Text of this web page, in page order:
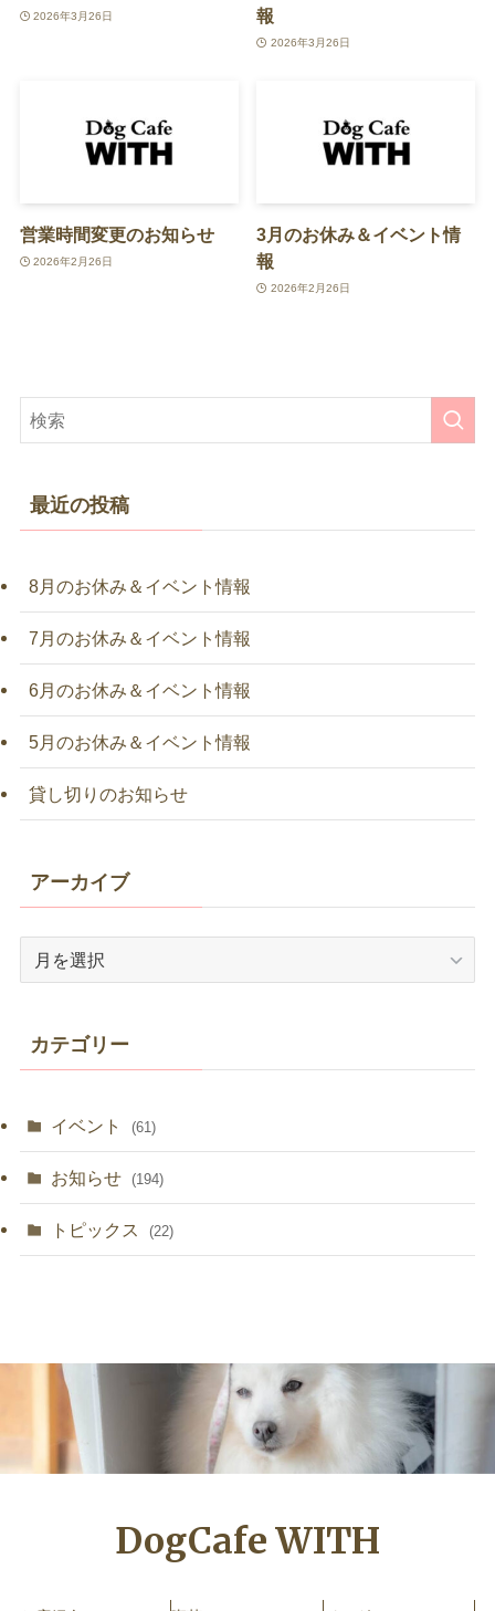
2026年3月26日
報
2026年3月26日
営業時間変更のお知らせ
2026年2月26日
3月のお休み＆イベント情
報
2026年2月26日
最近の投稿
8月のお休み＆イベント情報
7月のお休み＆イベント情報
6月のお休み＆イベント情報
5月のお休み＆イベント情報
貸し切りのお知らせ
アーカイブ
ブ
カテゴリー
イベント (61)
お知らせ (194)
トピックス (22)
DogCafe WITH